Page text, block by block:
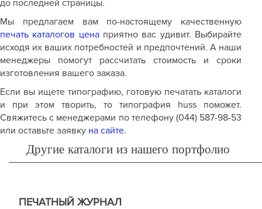
до последней страницы.
Мы предлагаем вам по-настоящему качественную
печать каталогов ценаприятно вас удивит. Выбирайте
исходя их ваших потребностей и предпочтений. А наши
менеджеры помогут рассчитать стоимость и сроки
изготовления вашего заказа.
Если вы ищете типографию, готовую печатать каталоги
и при этом творить, то типография huss поможет.
Свяжитесь с менеджерами по телефону (044) 587-98-53
или оставьте заявку на сайте.
Другие каталоги из нашего портфолио
ПЕЧАТНЫЙ ЖУРНАЛ